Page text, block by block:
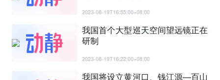
2023-08-19T16:55:00+08:00
我国首个大型巡天空间望远镜正在
研制
2023-08-19T16:22:00+08:00
我国将设立黄河口、钱江源—百山